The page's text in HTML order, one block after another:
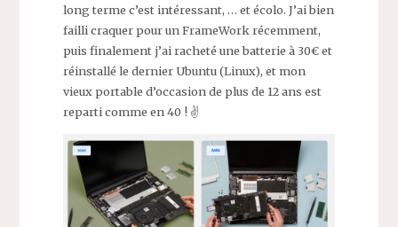
long terme c’est intéressant, … et écolo. J’ai bien
failli craquer pour un FrameWork récemment,
puis finalement j’ai racheté une batterie à 30€ et
réinstallé le dernier Ubuntu (Linux), et mon
vieux portable d’occasion de plus de 12 ans est
reparti comme en 40 ! ✌️